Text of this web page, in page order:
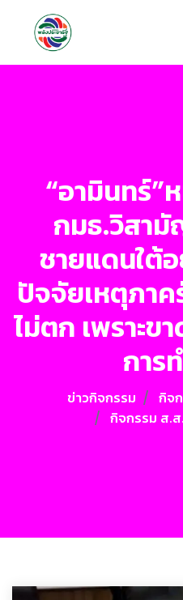
“อามินทร์”
กมธ.วิสา
ชายแดนใต้
ปัจจัยเหตุภา
ไม่ตก เพราะข
การ
ข่าวกิจกรรม
กิจ
กิจกรรม ส.ส